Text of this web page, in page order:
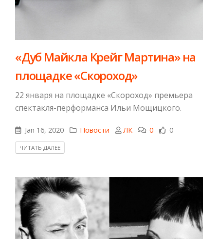
​«Дуб Майкла Крейг Мартина» на
площадке «Скороход»
22 января на площадке «Скороход» премьера
спектакля-перформанса Ильи Мощицкого.
Jan 16, 2020 Новости ЛК 0 0
ЧИТАТЬ ДАЛЕЕ